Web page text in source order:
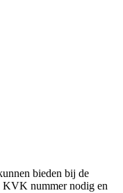
bieden bij de
KVK nummer nodig en